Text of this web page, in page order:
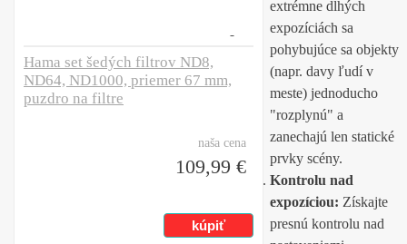
Hama set šedých filtrov ND8,
ND64, ND1000, priemer 67 mm,
puzdro na filtre
naša cena
109,99 €
extrémne dlhých
expozíciách sa
pohybujúce sa objekty
(napr. davy ľudí v
meste) jednoducho
"rozplynú" a
zanechajú len statické
prvky scény.
Kontrolu nad
expozíciou: Získajte
presnú kontrolu nad